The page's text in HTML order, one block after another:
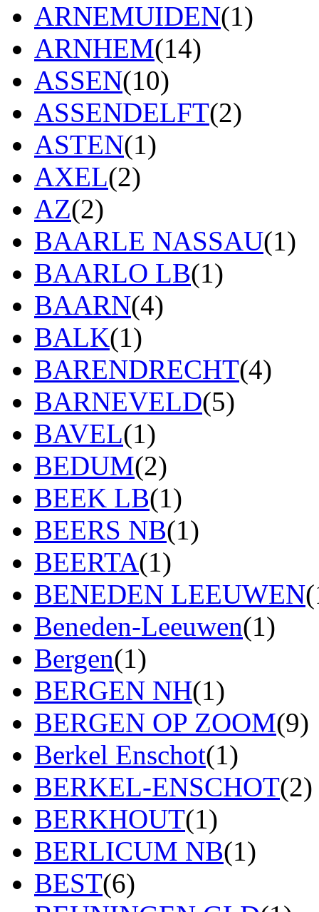
ARNEMUIDEN(1)
ARNHEM(14)
ASSEN(10)
ASSENDELFT(2)
ASTEN(1)
AXEL(2)
AZ(2)
BAARLE NASSAU(1)
BAARLO LB(1)
BAARN(4)
BALK(1)
BARENDRECHT(4)
BARNEVELD(5)
BAVEL(1)
BEDUM(2)
BEEK LB(1)
BEERS NB(1)
BEERTA(1)
BENEDEN LEEUWEN
Beneden-Leeuwen(1)
Bergen(1)
BERGEN NH(1)
BERGEN OP ZOOM(9)
Berkel Enschot(1)
BERKEL-ENSCHOT(2)
BERKHOUT(1)
BERLICUM NB(1)
BEST(6)